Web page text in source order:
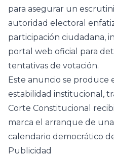
para asegurar un
autoridad electoral
participación ciudadana,
portal web oficial para
tentativas de votación.
Este anuncio se produce
estabilidad institucional,
Corte Constitucional
marca el arranque de una
calendario democrático
Publicidad